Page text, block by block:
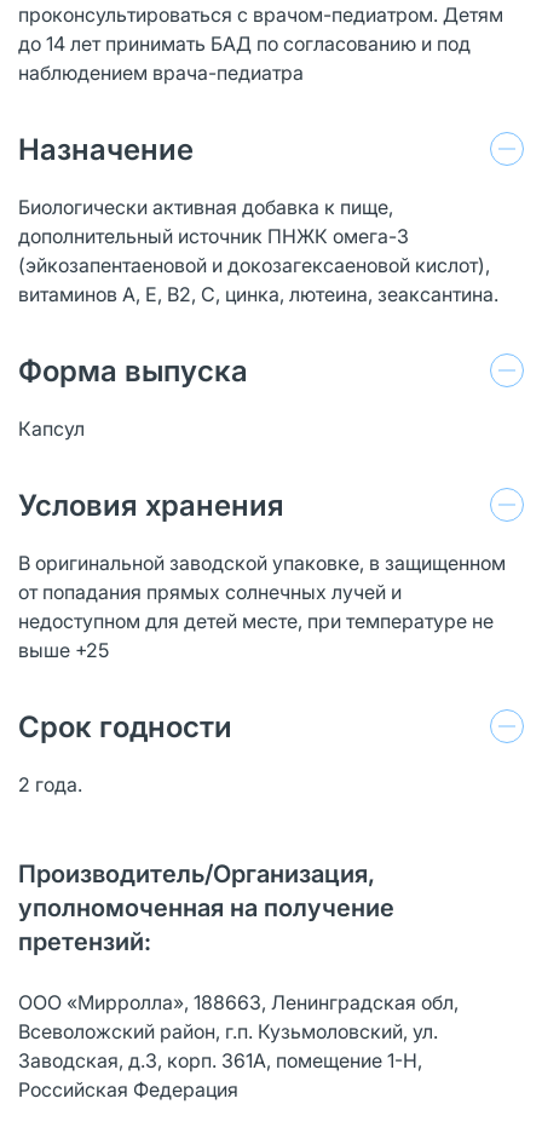
проконсультироваться с врачом-педиатром. Детям
до 14 лет принимать БАД по согласованию и под
наблюдением врача-педиатра
Назначение
Биологически активная добавка к пище,
дополнительный источник ПНЖК омега-3
(эйкозапентаеновой и докозагексаеновой кислот),
витаминов А, Е, В2, С, цинка, лютеина, зеаксантина.
Форма выпуска
Капсул
Условия хранения
В оригинальной заводской упаковке, в защищенном
от попадания прямых солнечных лучей и
недоступном для детей месте, при температуре не
выше +25
Срок годности
2 года.
Производитель/Организация,
уполномоченная на получение
претензий:
ООО «Мирролла», 188663, Ленинградская обл,
Всеволожский район, г.п. Кузьмоловский, ул.
Заводская, д.3, корп. 361А, помещение 1-Н,
Российская Федерация